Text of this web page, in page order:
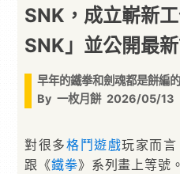
SNK，成立嶄新
SNK」並公開最
早年的鐵拳和劍魂都是餅編
By 一枚月餅 2026/05/13
對很多格鬥遊戲玩家而
跟《鐵拳》系列畫上等號